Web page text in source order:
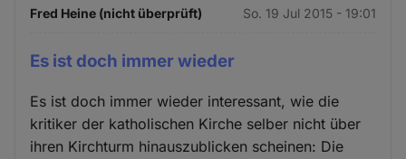
Fred Heine (nicht überprüft) So. 19 Jul 2015 - 19:01
Es ist doch immer wieder
Es ist doch immer wieder interessant, wie die
kritiker der katholischen Kirche selber nicht über
ihren Kirchturm hinauszublicken scheinen: Die